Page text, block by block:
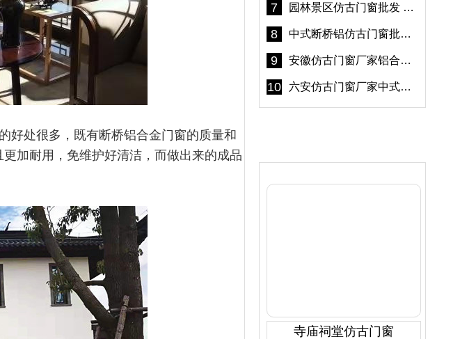
好处很多，既有断桥铝合金门窗的质量和
加耐用，免维护好清洁，而做出来的成品
7 园林景区仿古门窗批发 铝合金仿古门窗采购-冠墅阳光
8 中式断桥铝仿古门窗批发 冠墅阳光仿古门窗 6000平米实体工厂
9 安徽仿古门窗厂家铝合金仿古门窗批发 免费设计出货快
10 六安仿古门窗厂家中式仿古门窗制作 6000平米源头厂家
寺庙祠堂仿古门窗